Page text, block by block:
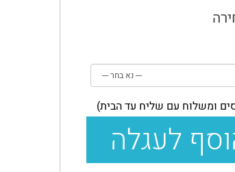
ומשלוח עם שליח עד הבית)
לעגלה